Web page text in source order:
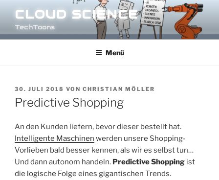
Inhalt
springen
CLOUD SCIENCE
TechToons
Menü
VERÖFFENTLICHT
AM
30. JULI 2018 VON CHRISTIAN MÖLLER
Predictive Shopping
An den Kunden liefern, bevor dieser bestellt hat.
Intelligente Maschinen werden unsere Shopping-
Vorlieben bald besser kennen, als wir es selbst tun…
Und dann autonom handeln. Predictive Shopping ist
die logische Folge eines gigantischen Trends.